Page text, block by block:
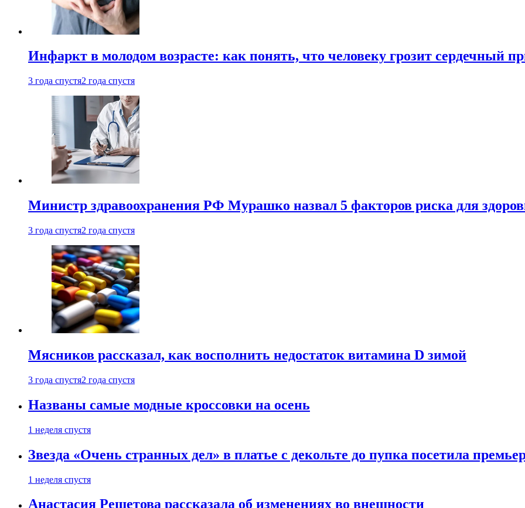
Инфаркт в молодом возрасте: как понять, что человеку грозит сердечный
3 года спустя2 года спустя
Министр здравоохранения РФ Мурашко назвал 5 факторов риска для
3 года спустя2 года спустя
Мясников рассказал, как восполнить недостаток витамина D зимой
3 года спустя2 года спустя
Названы самые модные кроссовки на осень
1 неделя спустя
Звезда «Очень странных дел» в платье с декольте до пупка посетила
1 неделя спустя
Анастасия Решетова рассказала об изменениях во внешности